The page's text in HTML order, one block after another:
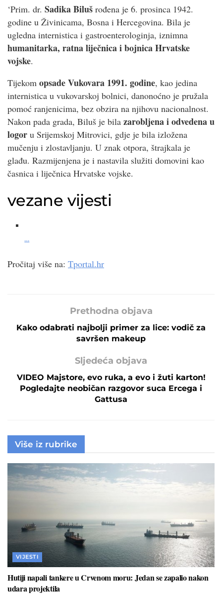
‘Prim. dr. Sadika Biluš rođena je 6. prosinca 1942.
godine u Živinicama, Bosna i Hercegovina. Bila je
ugledna internistica i gastroenterologinja, iznimna
humanitarka, ratna liječnica i bojnica Hrvatske
vojske.
Tijekom opsade Vukovara 1991. godine, kao jedina
internistica u vukovarskoj bolnici, danonoćno je pružala
pomoć ranjenicima, bez obzira na njihovu nacionalnost.
Nakon pada grada, Biluš je bila zarobljena i odvedena u
logor u Srijemskoj Mitrovici, gdje je bila izložena
mučenju i zlostavljanju. U znak otpora, štrajkala je
glađu. Razmijenjena je i nastavila služiti domovini kao
časnica i liječnica Hrvatske vojske.
vezane vijesti
…
Pročitaj više na: Tportal.hr
Prethodna objava
Kako odabrati najbolji primer za lice: vodič za
savršen makeup
Sljedeća objava
VIDEO Majstore, evo ruka, a evo i žuti karton!
Pogledajte neobičan razgovor suca Ercega i
Gattusa
Više iz rubrike
VIJESTI
Hutiji napali tankere u Crvenom moru: Jedan se zapalio nakon
udara projektila